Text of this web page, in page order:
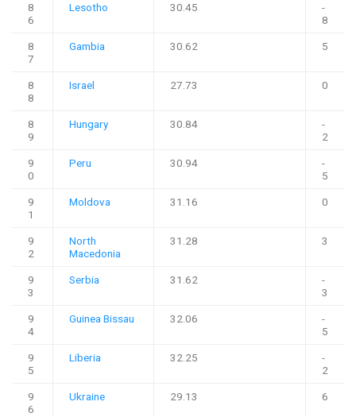
8
6
Lesotho 30.45
-
8
8
7
Gambia 30.62 5
8
8
Israel 27.73 0
8
9
Hungary 30.84
-
2
9
0
Peru 30.94
-
5
9
1
Moldova 31.16 0
9
2
North
Macedonia
31.28 3
9
3
Serbia 31.62
-
3
9
4
Guinea Bissau 32.06
-
5
9
5
Liberia 32.25
-
2
9
6
Ukraine 29.13 6